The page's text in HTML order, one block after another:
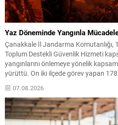
Yaz Döneminde Yangınla
Çanakkale İl Jandarma Komutanlığı,
Toplum Destekli Güvenlik Hizmeti
yangınlarını önlemeye yönelik
yürüttü. On iki ilçede görev yapan
aktif olarak halkı bilinçlendirdi ve
Faaliyetler esnasında bin 315
07.08.2026